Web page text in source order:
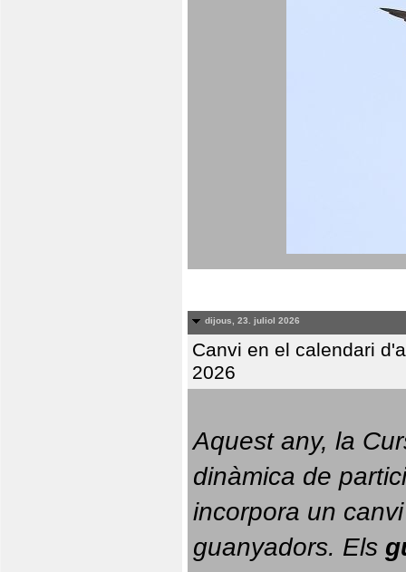
dijous, 23. juliol 2026
Canvi en el calendari
2026
Aquest any, la
dinàmica de
incorpora un
guanyadors. Els